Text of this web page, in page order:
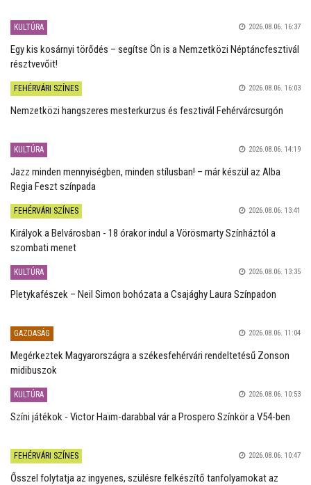
KULTÚRA 2026.08.06. 16:37
Egy kis kosárnyi törődés – segítse Ön is a Nemzetközi Néptáncfesztivál
résztvevőit!
FEHÉRVÁRI SZÍNES 2026.08.06. 16:03
Nemzetközi hangszeres mesterkurzus és fesztivál Fehérvárcsurgón
KULTÚRA 2026.08.06. 14:19
Jazz minden mennyiségben, minden stílusban! – már készül az Alba
Regia Feszt színpada
FEHÉRVÁRI SZÍNES 2026.08.06. 13:41
Királyok a Belvárosban - 18 órakor indul a Vörösmarty Színháztól a
szombati menet
KULTÚRA 2026.08.06. 13:35
Pletykafészek – Neil Simon bohózata a Csajághy Laura Színpadon
GAZDASÁG 2026.08.06. 11:04
Megérkeztek Magyarországra a székesfehérvári rendeltetésű Zonson
midibuszok
KULTÚRA 2026.08.06. 10:53
Színi játékok - Victor Haïm-darabbal vár a Prospero Színkör a V54-ben
FEHÉRVÁRI SZÍNES 2026.08.06. 10:47
Ősszel folytatja az ingyenes, szülésre felkészítő tanfolyamokat az